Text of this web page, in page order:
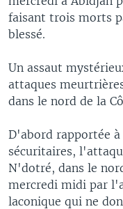
faisant trois morts
blessé.
Un assaut
attaques
dans le nord de la
D'abord rapportée à
sécuritaires,
N'dotré, dans le
mercredi midi par
laconique qui ne